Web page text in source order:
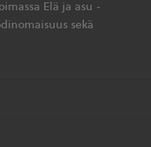
Elä ja asu -
sekä